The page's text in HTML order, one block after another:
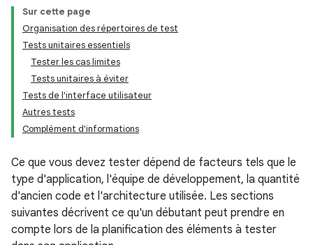
Sur cette page
Organisation des répertoires de test
Tests unitaires essentiels
Tester les cas limites
Tests unitaires à éviter
Tests de l'interface utilisateur
Autres tests
Complément d'informations
Ce que vous devez tester dépend de facteurs tels que le
type d'application, l'équipe de développement, la quantité
d'ancien code et l'architecture utilisée. Les sections
suivantes décrivent ce qu'un débutant peut prendre en
compte lors de la planification des éléments à tester